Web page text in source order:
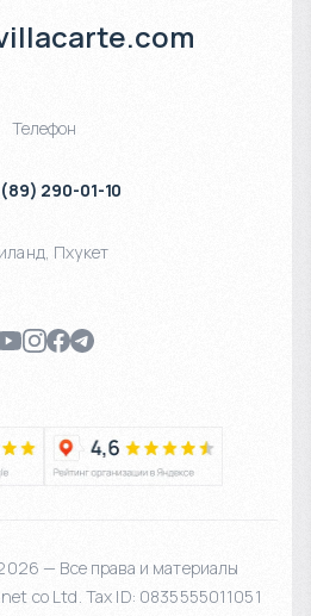
Телефон
290-01-10
, Пхукет
— Все права и материалы
co Ltd. Tax ID: 0835555011051